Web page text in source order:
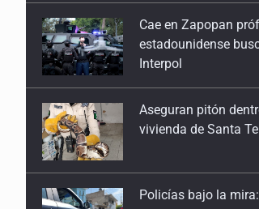
Guadalajara, la insegura
28 de Abril de 2026
21 de Abril de 2026
La lentitud de la verdad en el Izaguirre
Aseguran pitón
vivienda de Santa
Policías bajo la mira:
documenta su
Operaban tráfico de